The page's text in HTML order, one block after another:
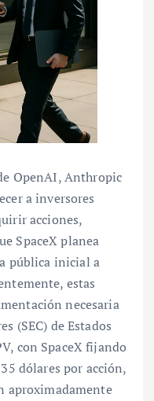
OpenAI, Anthropic
a inversores
acciones,
SpaceX planea
pública inicial a
estas
necesaria
(SEC) de Estados
con SpaceX fijando
dólares por acción,
aproximadamente